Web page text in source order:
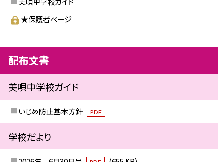
★保護者ページ
配布文書
美唄中学校ガイド
いじめ防止基本方針 PDF
学校だより